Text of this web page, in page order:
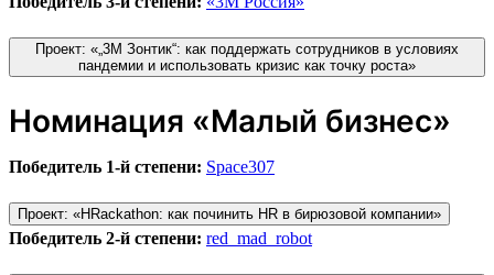
Проект: «„3М Зонтик“: как поддержать сотрудников в условиях
пандемии и использовать кризис как точку роста»
Номинация «Малый бизнес»
Победитель 1-й степени: Space307
Проект: «HRackathon: как починить HR в бирюзовой компании»
Победитель 2-й степени: red_mad_robot